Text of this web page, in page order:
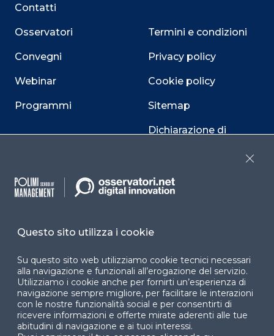
Contatti
Osservatori
Convegni
Webinar
Programmi
Termini e condizioni
Privacy policy
Cookie policy
Sitemap
Dichiarazione di
Facebook LinkedIn
YouTube X
Questo sito utilizza i cookie
Su questo sito web utilizziamo cookie tecnici necessari
alla navigazione e funzionali all’erogazione del servizio.
Utilizziamo i cookie anche per fornirti un’esperienza di
navigazione sempre migliore, per facilitare le interazioni
con le nostre funzionalità social e per consentirti di
ricevere informazioni e offerte mirate aderenti alle tue
abitudini di navigazione e ai tuoi interessi.